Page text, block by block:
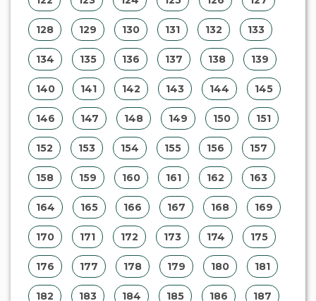
083 084 085 086 087
088 089 090 091 092
093 094 095 096 097
098 099 100 101 102 103
104 105 106 107 108 109
110 111 112 113 114 115
116 117 118 119 120 121
122 123 124 125 126 127
128 129 130 131 132 133
134 135 136 137 138 139